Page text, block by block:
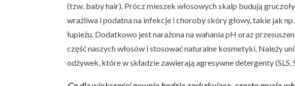
(tzw. baby hair). Prócz mieszek włosowych skalp budują
wrażliwa i podatna na infekcje i choroby skóry głowy, takie jak
łupieżu. Dodatkowo jest narażona na wahania pH oraz
część naszych włosów i stosować naturalne kosmetyki. Należy
odżywek, które w składzie zawierają agresywne detergenty (SLS,